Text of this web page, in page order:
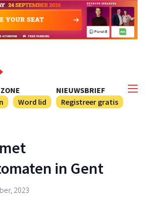
NIEUWSBRIEF
Registreer gratis
Word lid
in Gent
2023